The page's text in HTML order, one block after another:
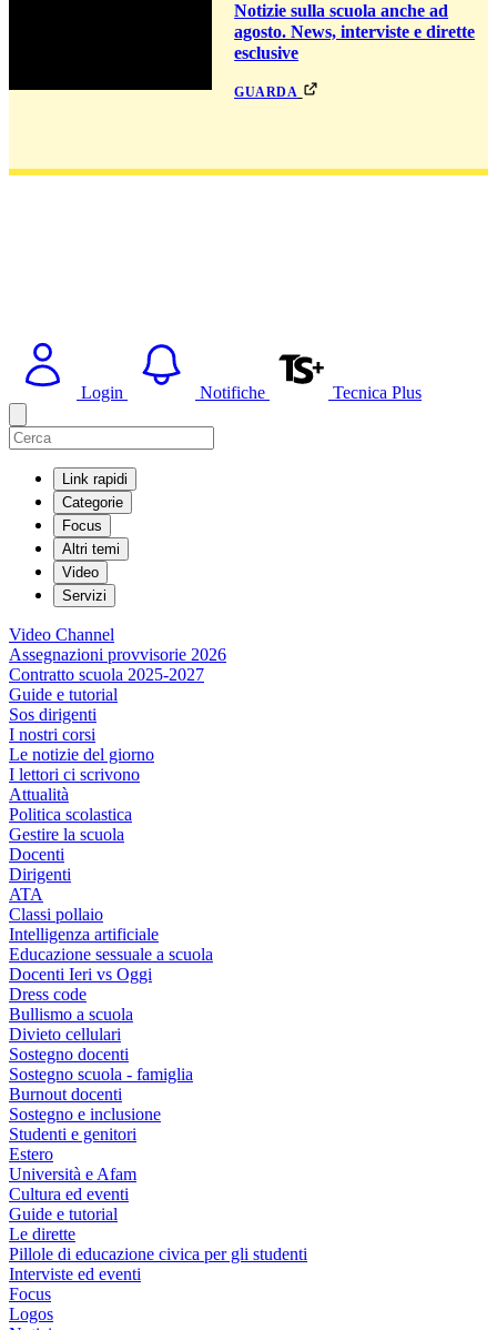
Notizie sulla scuola anche ad
agosto. News, interviste e dirette
esclusive
guarda
Login Notifiche Tecnica Plus
Link rapidi
Categorie
Focus
Altri temi
Video
Servizi
Video Channel
Assegnazioni provvisorie 2026
Contratto scuola 2025-2027
Guide e tutorial
Sos dirigenti
I nostri corsi
Le notizie del giorno
I lettori ci scrivono
Attualità
Politica scolastica
Gestire la scuola
Docenti
Dirigenti
ATA
Classi pollaio
Intelligenza artificiale
Educazione sessuale a scuola
Docenti Ieri vs Oggi
Dress code
Bullismo a scuola
Divieto cellulari
Sostegno docenti
Sostegno scuola - famiglia
Burnout docenti
Sostegno e inclusione
Studenti e genitori
Estero
Università e Afam
Cultura ed eventi
Guide e tutorial
Le dirette
Pillole di educazione civica per gli studenti
Interviste ed eventi
Focus
Logos